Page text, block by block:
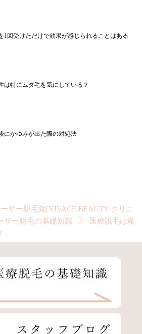
1回受けただけで効果が感じられることはある
は特にムダ毛を気にしている？
にかゆみが出た際の対処法
ザー脱毛院[VIVACE BEAUTY クリニ
ザー脱毛の基礎知識
医療脱毛は産